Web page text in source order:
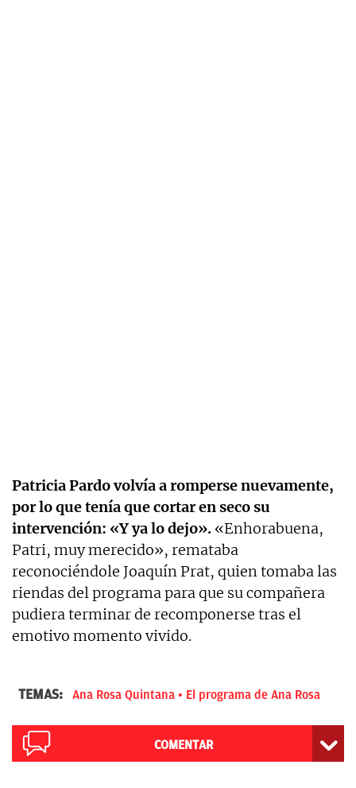
Patricia Pardo volvía a romperse nuevamente,
por lo que tenía que cortar en seco su
intervención: «Y ya lo dejo». «Enhorabuena,
Patri, muy merecido», remataba
reconociéndole Joaquín Prat, quien tomaba las
riendas del programa para que su compañera
pudiera terminar de recomponerse tras el
emotivo momento vivido.
TEMAS: Ana Rosa Quintana El programa de Ana Rosa
COMENTAR